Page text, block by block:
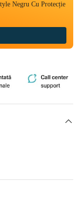
Negru Cu Protecție